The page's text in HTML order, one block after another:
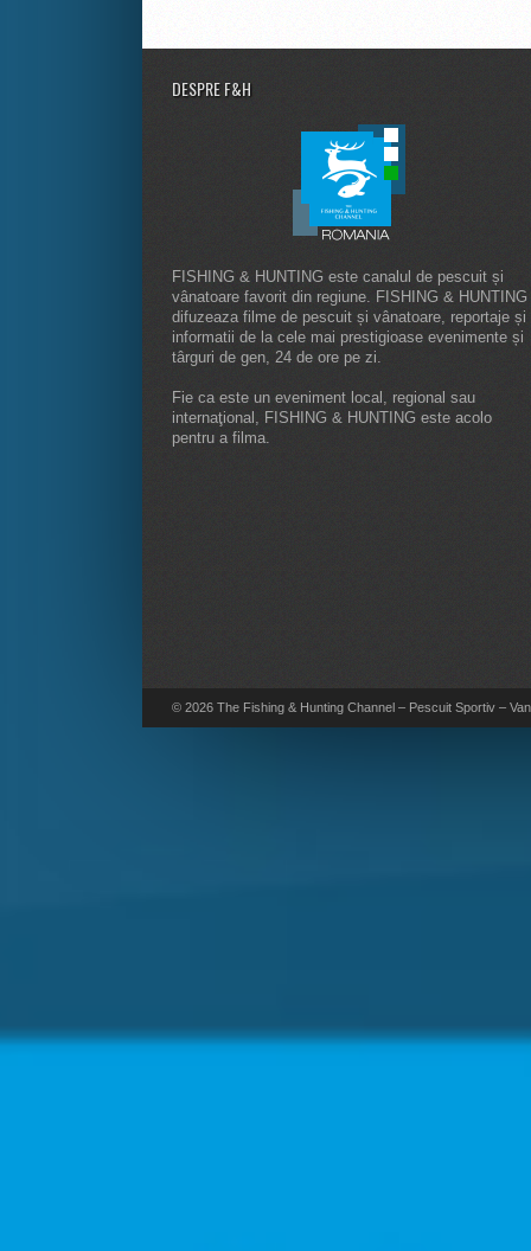
DESPRE F&H
FISHING & HUNTING este canalul de pescuit și
vânatoare favorit din regiune. FISHING & HUNTING
difuzeaza filme de pescuit și vânatoare, reportaje și
informatii de la cele mai prestigioase evenimente și
târguri de gen, 24 de ore pe zi.
Fie ca este un eveniment local, regional sau
internaţional, FISHING & HUNTING este acolo
pentru a filma.
© 2026 The Fishing & Hunting Channel – Pescuit Sportiv –